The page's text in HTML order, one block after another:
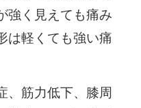
強く見えても痛み
は軽くても強い痛
、筋力低下、膝周